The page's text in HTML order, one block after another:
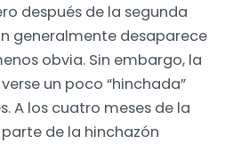
después de la segunda
generalmente desaparece
obvia. Sin embargo, la
un poco “hinchada”
A los cuatro meses de la
de la hinchazón